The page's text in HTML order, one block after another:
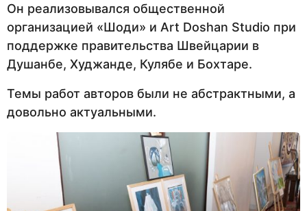
Он реализовывался общественной
организацией «Шоди» и Art Doshan Studio при
поддержке правительства Швейцарии в
Душанбе, Худжанде, Кулябе и Бохтаре.
Темы работ авторов были не абстрактными, а
довольно актуальными.